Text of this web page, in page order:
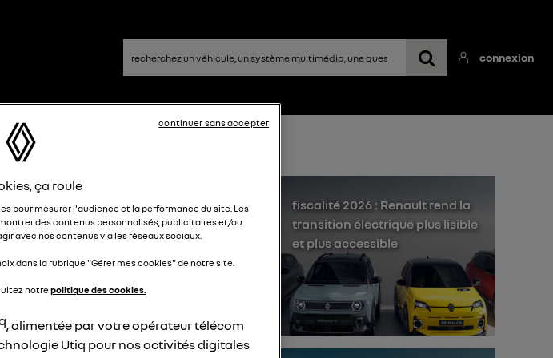
connexion
pneus michelin
160
235/45 R20 pour l'austral
fiscalité 2026 : Renault rend la
transition électrique plus lisible
et plus accessible
ça roule
pour mesurer l'audience et la performance du site. Les
des contenus personnalisés, publicitaires et/ou
avec nos contenus via les réseaux sociaux.
dans la rubrique "Gérer mes cookies" de notre site.
notrepolitique des cookies.
, alimentée par votre opérateur télécom
Utiq pour nos activités digitales
continuer sans accepter